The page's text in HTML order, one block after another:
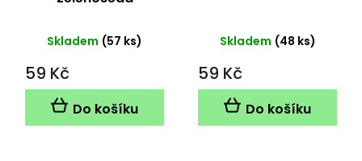
Skladem (57 ks)
59 Kč
Do košíku
Skladem (48 ks)
59 Kč
Do košíku